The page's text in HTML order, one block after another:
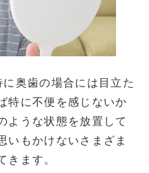
奥歯の場合には目立た
特に不便を感じないか
ような状態を放置して
いもかけないさまざま
ます。